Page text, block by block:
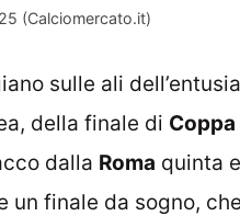
(Calciomercato.it)
sulle ali
della finale di Coppa
dalla Roma quinta
un finale da sogno,